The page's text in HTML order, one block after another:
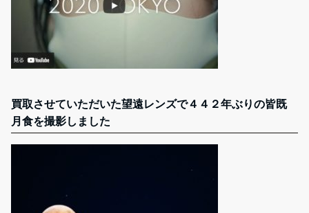
買取させていただいた望遠レンズで４４２年ぶりの皆既
月食を撮影しました